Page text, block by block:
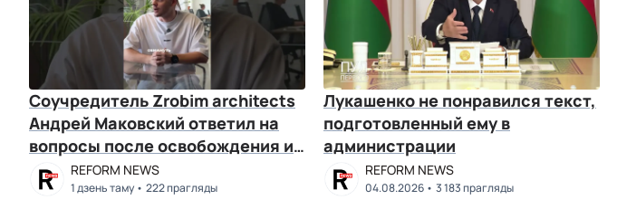
Соучредитель Zrobim architects
Андрей Маковский ответил на
вопросы после освобождения из
СИЗОREFORM NEWS
1 дзень таму 222 прагляды
Лукашенко не понравился текст,
подготовленный ему в
администрации
REFORM NEWS
04.08.2026 3 183 прагляды